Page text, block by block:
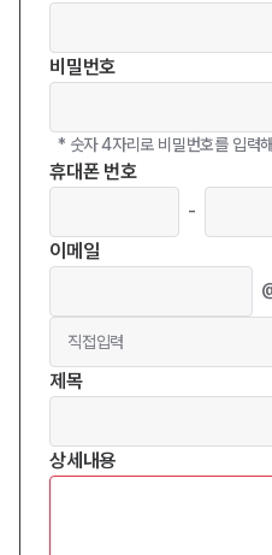
비밀번호
* 숫자 4자리로 비밀번호를 입력
휴대폰 번호
-
이메일
직접입력
제목
상세내용